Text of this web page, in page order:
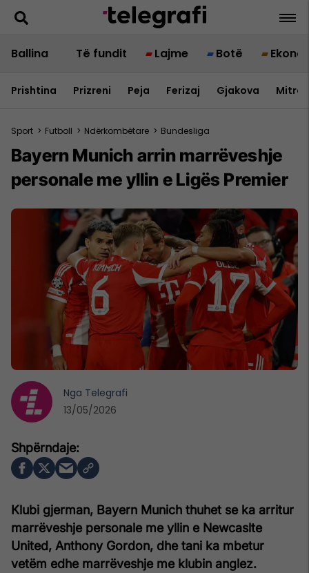
Ballina Të fundit Lajme Botë
Prishtina Prizreni Peja Ferizaj Gjakova
Sport > Futboll > Ndërkombëtare > Bundesliga
Bayern Munich arrin marrëveshje
personale me yllin e Ligës Premier
Klubi gjerman, Bayern Munich thuhet se ka arritur
marrëveshje personale me yllin e Newcaslte
United, Anthony Gordon, dhe tani ka mbetur
vetëm edhe marrëveshje me klubin anglez.
Nga Telegrafi
13/05/2026